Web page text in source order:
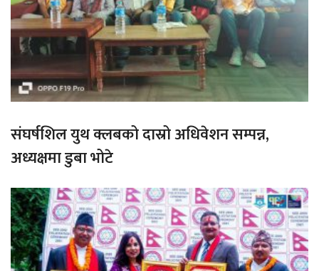
संघर्षशिल युथ क्लबको दास्रो अधिवेशन सम्पन्न,
अध्यक्षमा डुबा भोटे